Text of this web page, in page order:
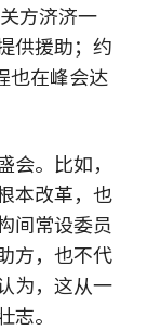
方济济一
供援助；约
也在峰会达
。比如，
本改革，也
间常设委员
方，也不代
为，这从一
。